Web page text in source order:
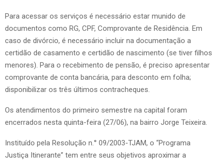
Para acessar os serviços é necessário estar munido de
documentos como RG, CPF, Comprovante de Residência. Em
caso de divórcio, é necessário incluir na documentação a
certidão de casamento e certidão de nascimento (se tiver filhos
menores). Para o recebimento de pensão, é preciso apresentar
comprovante de conta bancária, para desconto em folha;
disponibilizar os três últimos contracheques.
Os atendimentos do primeiro semestre na capital foram
encerrados nesta quinta-feira (27/06), na bairro Jorge Teixeira.
Instituído pela Resolução n.° 09/2003-TJAM, o “Programa
Justiça Itinerante” tem entre seus objetivos aproximar a